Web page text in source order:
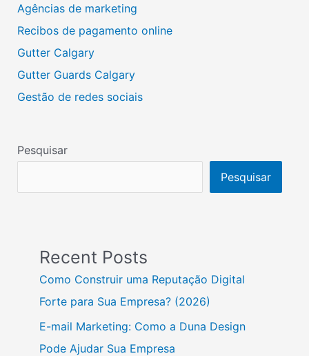
Agências de marketing
Recibos de pagamento online
Gutter Calgary
Gutter Guards Calgary
Gestão de redes sociais
Pesquisar
Pesquisar
Recent Posts
Como Construir uma Reputação Digital
Forte para Sua Empresa? (2026)
E-mail Marketing: Como a Duna Design
Pode Ajudar Sua Empresa